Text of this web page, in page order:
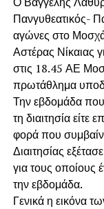
Πανγυθεατικός-
αγώνες στο
Αστέρας Νίκαιας
στις 18.45 ΑΕ
πρωτάθλημα
Την εβδομάδα
τη διαιτησία είτε
φορά που
Διαιτησίας
για τους οποίους
την εβδομάδα.
Γενικά η εικόνα